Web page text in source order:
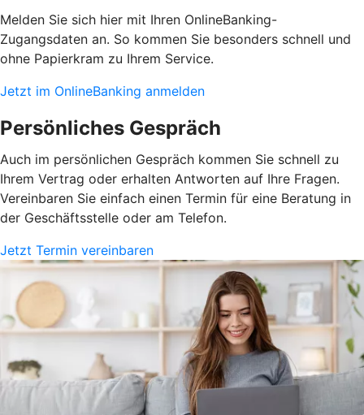
Melden Sie sich hier mit Ihren OnlineBanking-
Zugangsdaten an. So kommen Sie besonders schnell und
ohne Papierkram zu Ihrem Service.
Jetzt im OnlineBanking anmelden
Persönliches Gespräch
Auch im persönlichen Gespräch kommen Sie schnell zu
Ihrem Vertrag oder erhalten Antworten auf Ihre Fragen.
Vereinbaren Sie einfach einen Termin für eine Beratung in
der Geschäftsstelle oder am Telefon.
Jetzt Termin vereinbaren